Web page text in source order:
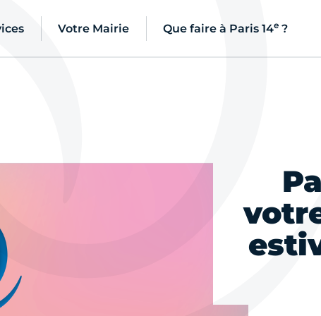
Votre Mairie Que faire à Paris 14e ?